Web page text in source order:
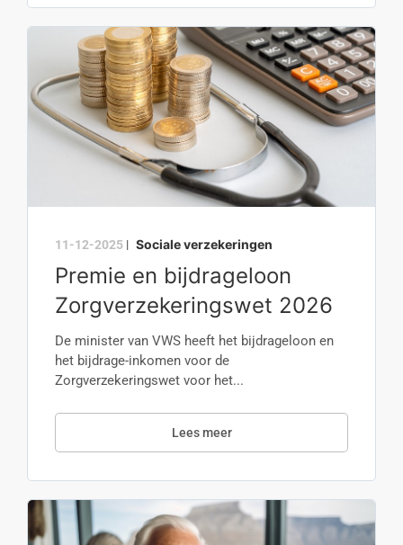
11-12-2025 | Sociale verzekeringen
Premie en bijdrageloon
Zorgverzekeringswet 2026
De minister van VWS heeft het bijdrageloon en
het bijdrage-inkomen voor de
Zorgverzekeringswet voor het...
Lees meer